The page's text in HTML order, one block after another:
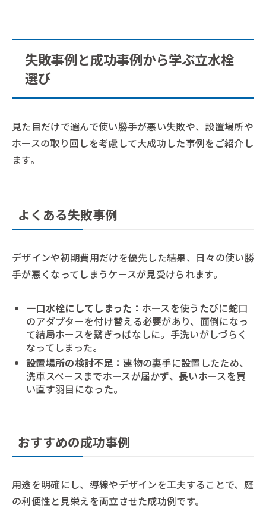
失敗事例と成功事例から学ぶ立水栓
選び
見た目だけで選んで使い勝手が悪い失敗や、設置場所や
ホースの取り回しを考慮して大成功した事例をご紹介し
ます。
よくある失敗事例
デザインや初期費用だけを優先した結果、日々の使い勝
手が悪くなってしまうケースが見受けられます。
一口水栓にしてしまった： ホースを使うたびに蛇口
のアダプターを付け替える必要があり、面倒になっ
て結局ホースを繋ぎっぱなしに。手洗いがしづらく
なってしまった。
設置場所の検討不足：建物の裏手に設置したため、
洗車スペースまでホースが届かず、長いホースを買
い直す羽目になった。
おすすめの成功事例
用途を明確にし、導線やデザインを工夫することで、庭
の利便性と見栄えを両立させた成功例です。